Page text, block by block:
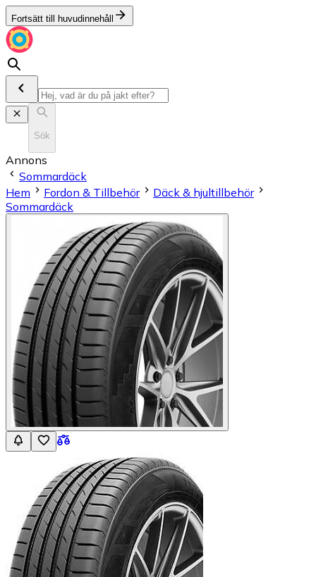
Fortsätt till huvudinnehåll
Sök
Annons
Sommardäck
Hem
Fordon & Tillbehör
Däck & hjultillbehör
Sommardäck